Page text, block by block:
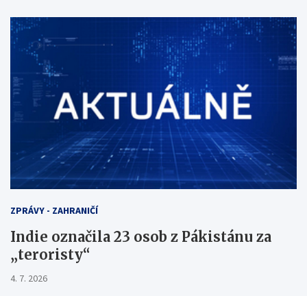
ZPRÁVY - ZAHRANIČÍ
Indie označila 23 osob z Pákistánu za
„teroristy“
4. 7. 2026